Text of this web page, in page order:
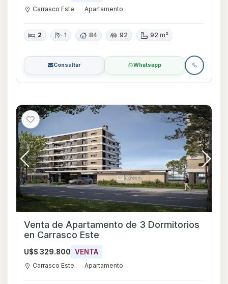
Carrasco Este Apartamento
2 1 84 92 92 m²
Consultar Whatsapp
Venta de Apartamento de 3 Dormitorios
en Carrasco Este
U$S 329.800 VENTA
Carrasco Este Apartamento